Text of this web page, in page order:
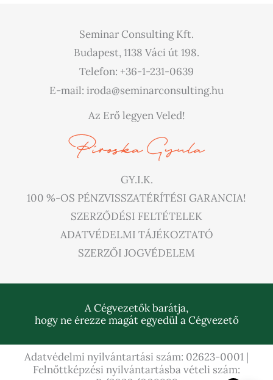
Seminar Consulting Kft.
Budapest, 1138 Váci út 198.
Telefon: +36-1-231-0639
E-mail: iroda@seminarconsulting.hu
Az Erő legyen Veled!
GY.I.K.
100 %-OS PÉNZVISSZATÉRÍTÉSI GARANCIA!
SZERZŐDÉSI FELTÉTELEK
ADATVÉDELMI TÁJÉKOZTATÓ
SZERZŐI JOGVÉDELEM
A Cégvezetők barátja,
hogy ne érezze magát egyedül a Cégvezető
Adatvédelmi nyilvántartási szám: 02623-0001 |
Felnőttképzési nyilvántartásba vételi szám: